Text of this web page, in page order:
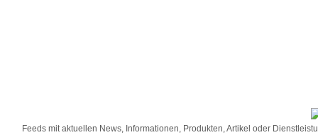
Feeds mit aktuellen News, Informationen, Produkten, Artikel oder